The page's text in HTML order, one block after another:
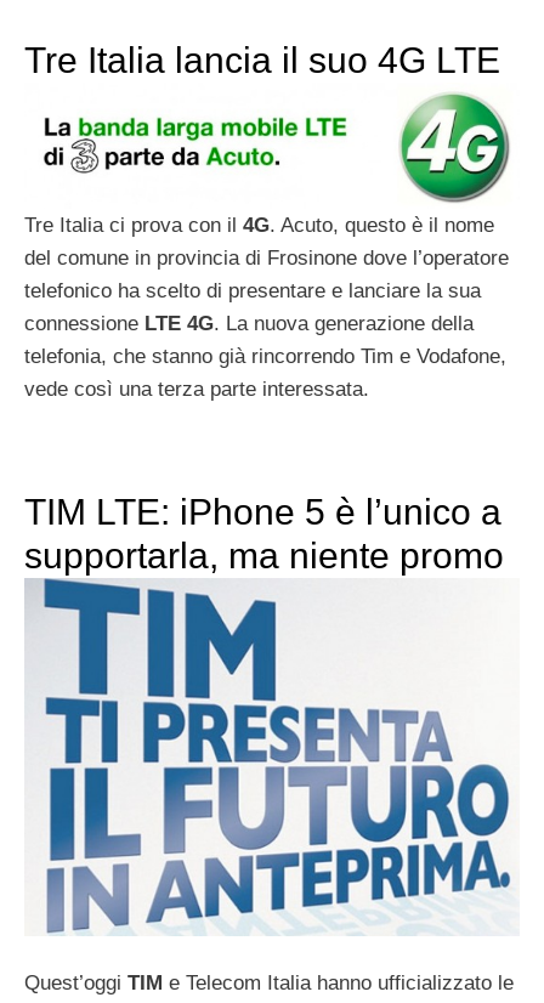
Tre Italia lancia il suo 4G LTE
Tre Italia ci prova con il 4G. Acuto, questo è il nome
del comune in provincia di Frosinone dove l’operatore
telefonico ha scelto di presentare e lanciare la sua
connessione LTE 4G. La nuova generazione della
telefonia, che stanno già rincorrendo Tim e Vodafone,
vede così una terza parte interessata.
TIM LTE: iPhone 5 è l’unico a
supportarla, ma niente promo
Quest’oggi TIM e Telecom Italia hanno ufficializzato le